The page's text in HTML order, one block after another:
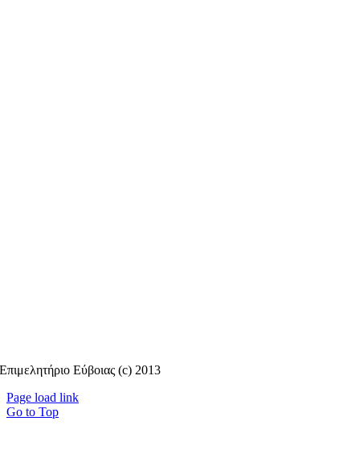
Επιμελητήριο Εύβοιας (c) 2013
Page load link
Go to Top